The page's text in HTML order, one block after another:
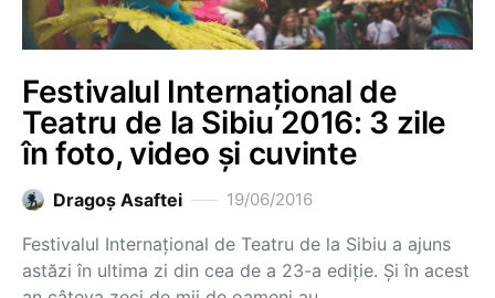
Festivalul Internațional de
Teatru de la Sibiu 2016: 3 zile
în foto, video și cuvinte
Dragoş Asaftei 19/06/2016
Festivalul Internațional de Teatru de la Sibiu a ajuns
astăzi în ultima zi din cea de a 23-a ediție. Și în acest